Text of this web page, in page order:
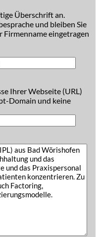
Überschrift an.
und bleiben Sie
Firmenname eingetragen
Ihrer Webseite (URL)
Domain und keine